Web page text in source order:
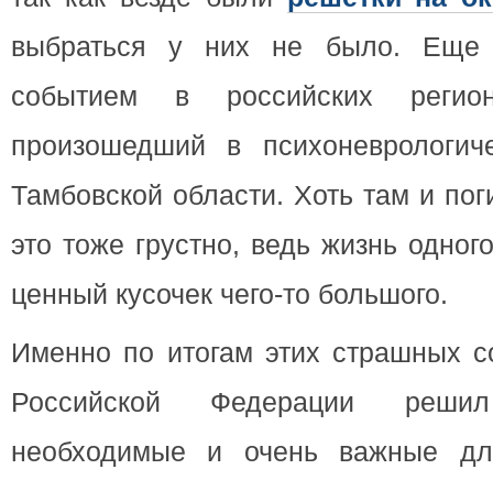
выбраться у них не было. Еще
событием в российских
произошедший в
Тамбовской области. Хоть там и
это тоже грустно, ведь жизнь
ценный кусочек чего-то большого.
Именно по итогам этих страшных
Российской Федерации
необходимые и очень важные